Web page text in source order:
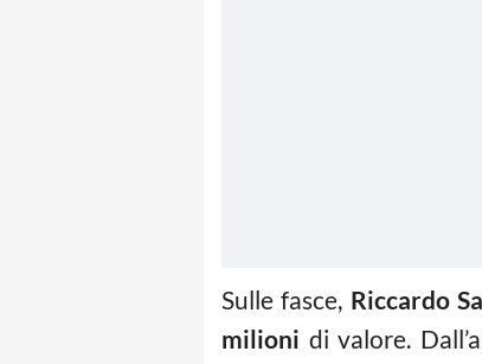
Sulle fasce, Riccardo
milioni di valore.